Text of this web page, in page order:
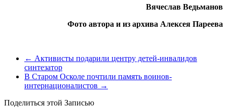
Вячеслав Ведьманов
Фото автора и из архива Алексея Пареева
← Активисты подарили центру детей-инвалидов
синтезатор
В Старом Осколе почтили память воинов-
интернационалистов →
Поделиться этой Записью